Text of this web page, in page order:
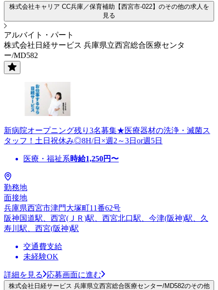
株式会社キャリア CC兵庫／保育補助【西宮市-022】のその他の求人を
見る
アルバイト・パート
株式会社日経サービス 兵庫県立西宮総合医療センタ
ー/MD582
新病院オープニング残り3名募集★医療器材の洗浄・滅菌ス
タッフ！土日祝休み◎8H/日×週2～3日or週5日
医療・福祉系時給1,250円〜
勤務地
面接地
兵庫県西宮市津門大塚町11番62号
阪神国道駅、西宮(ＪＲ)駅、西宮北口駅、今津(阪神)駅、久
寿川駅、西宮(阪神)駅
交通費支給
未経験OK
詳細を見る 応募画面に進む
株式会社日経サービス 兵庫県立西宮総合医療センター/MD582のその他